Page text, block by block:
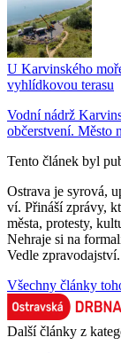
U Karvinského
vyhlídkovou terasu
Vodní nádrž
občerstvení. Město
Tento článek byl
Ostrava je syrová,
ví. Přináší zprávy,
města, protesty,
Nehraje si na
Vedle
Všechny články
Další články z